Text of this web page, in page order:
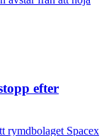
efter
rymdbolaget Spacex